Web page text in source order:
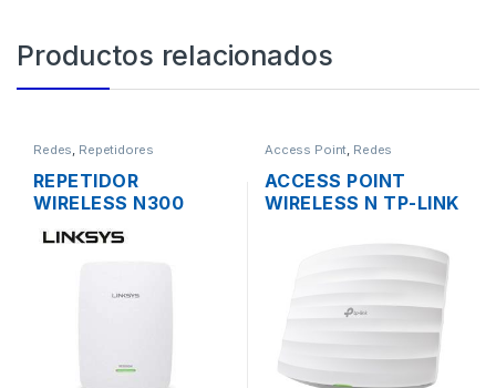
Productos relacionados
Redes, Repetidores
REPETIDOR
WIRELESS N300
LINKSYS RE3000W
DOS ANTENAS 1
10/1000MBPS
Access Point, Redes
ACCESS POINT
WIRELESS N TP-LINK
ANTENAS INT.
300MBPS SOPORTA